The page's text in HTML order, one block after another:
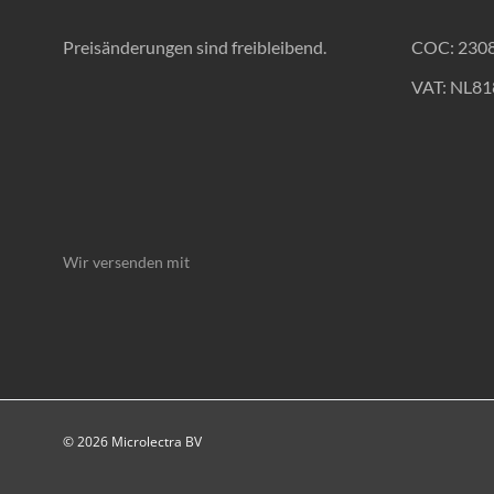
Preisänderungen sind freibleibend.
COC:
VAT:
Wir versenden mit
© 2026 Microlectra BV